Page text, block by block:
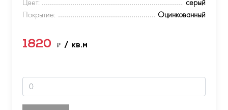
Цвет:
серый
Покрытие:
Оцинкованный
1820 ₽ / кв.м